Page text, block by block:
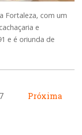
Fortaleza, com um
e
e é oriunda de
Próxima